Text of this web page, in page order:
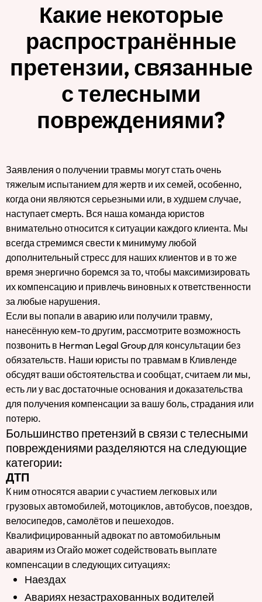
Какие некоторые
распространённые
претензии, связанные
с телесными
повреждениями?
Заявления о получении травмы могут стать очень
тяжелым испытанием для жертв и их семей, особенно,
когда они являются серьезными или, в худшем случае,
наступает смерть. Вся наша команда юристов
внимательно относится к ситуации каждого клиента. Мы
всегда стремимся свести к минимуму любой
дополнительный стресс для наших клиентов и в то же
время энергично боремся за то, чтобы максимизировать
их компенсацию и привлечь виновных к ответственности
за любые нарушения.
Если вы попали в аварию или получили травму,
нанесённую кем-то другим, рассмотрите возможность
позвонить в Herman Legal Group для консультации без
обязательств. Наши юристы по травмам в Кливленде
обсудят ваши обстоятельства и сообщат, считаем ли мы,
есть ли у вас достаточные основания и доказательства
для получения компенсации за вашу боль, страдания или
потерю.
Большинство претензий в связи с телесными
повреждениями разделяются на следующие
категории:
ДТП
К ним относятся аварии с участием легковых или
грузовых автомобилей, мотоциклов, автобусов, поездов,
велосипедов, самолётов и пешеходов.
Квалифицированный адвокат по автомобильным
авариям из Огайо может содействовать выплате
компенсации в следующих ситуациях:
Наездах
Авариях незастрахованных водителей